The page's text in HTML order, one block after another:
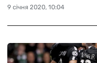
9 січня 2020, 10:04